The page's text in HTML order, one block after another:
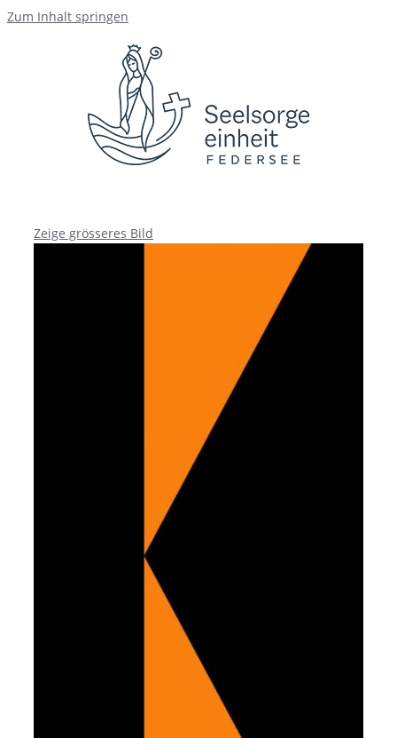
Zum Inhalt springen
Zeige grösseres Bild